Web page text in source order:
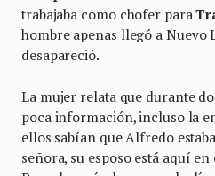
trabajaba como chofer para
hombre apenas llegó a Nuevo
desapareció.
La mujer relata que durante
poca información, incluso la
ellos sabían que Alfredo
señora, su esposo está aquí